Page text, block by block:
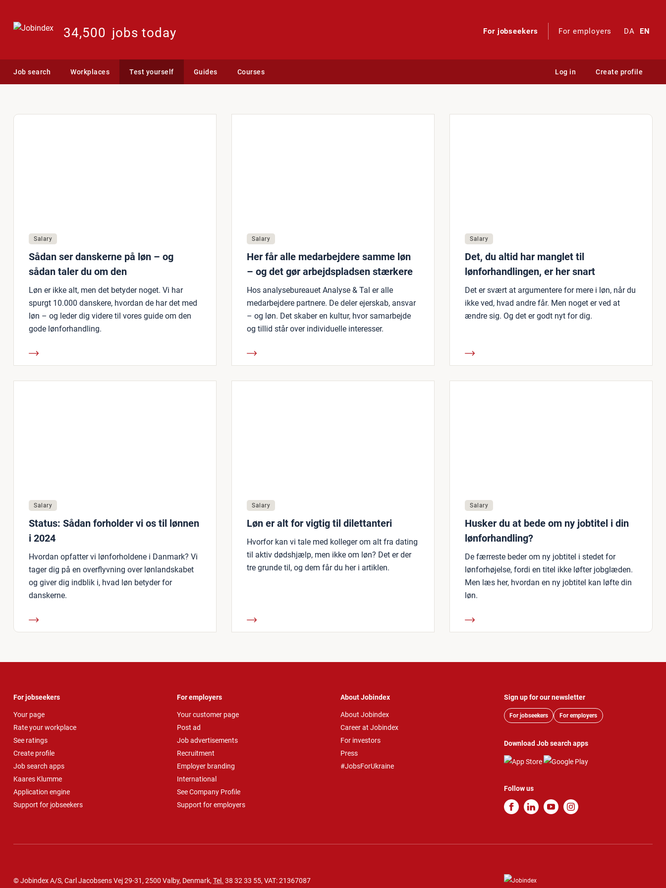
34,500 jobs today For jobseekers For employers DA EN
Job search Workplaces Test yourself Guides Courses Log in Create profile
Salary
Sådan ser danskerne på løn – og
sådan taler du om den
Løn er ikke alt, men det betyder noget. Vi har
spurgt 10.000 danskere, hvordan de har det med
løn – og leder dig videre til vores guide om den
gode lønforhandling.
Salary
Her får alle medarbejdere samme løn
– og det gør arbejdspladsen stærkere
Hos analysebureauet Analyse & Tal er alle
medarbejdere partnere. De deler ejerskab, ansvar
– og løn. Det skaber en kultur, hvor samarbejde
og tillid står over individuelle interesser.
Salary
Det, du altid har manglet til
lønforhandlingen, er her snart
Det er svært at argumentere for mere i løn, når du
ikke ved, hvad andre får. Men noget er ved at
ændre sig. Og det er godt nyt for dig.
Salary
Status: Sådan forholder vi os til lønnen
i 2024
Hvordan opfatter vi lønforholdene i Danmark? Vi
tager dig på en overflyvning over lønlandskabet
og giver dig indblik i, hvad løn betyder for
danskerne.
Salary
Løn er alt for vigtig til dilettanteri
Hvorfor kan vi tale med kolleger om alt fra dating
til aktiv dødshjælp, men ikke om løn? Det er der
tre grunde til, og dem får du her i artiklen.
Salary
Husker du at bede om ny jobtitel i din
lønforhandling?
De færreste beder om ny jobtitel i stedet for
lønforhøjelse, fordi en titel ikke løfter jobglæden.
Men læs her, hvordan en ny jobtitel kan løfte din
løn.
For jobseekers
Your page
Rate your workplace
See ratings
Create profile
Job search apps
Kaares Klumme
Application engine
Support for jobseekers
For employers
Your customer page
Post ad
Job advertisements
Recruitment
Employer branding
International
See Company Profile
Support for employers
About Jobindex
About Jobindex
Career at Jobindex
For investors
Press
#JobsForUkraine
Sign up for our newsletter
For jobseekers For employers
Download Job search apps
Follow us
© Jobindex A/S, Carl Jacobsens Vej 29-31, 2500 Valby, Denmark, Tel. 38 32 33 55, VAT: 21367087